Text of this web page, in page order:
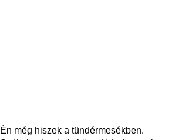
Én még hiszek a tündérmesékben.